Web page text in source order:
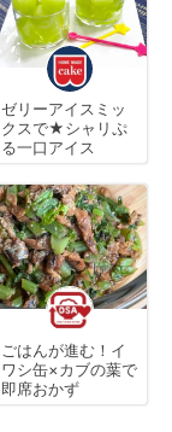
ゼリーアイスミッ
クスで★シャリぷ
る一口アイス
ごはんが進む！イ
ワシ缶×カブの葉で
即席おかず